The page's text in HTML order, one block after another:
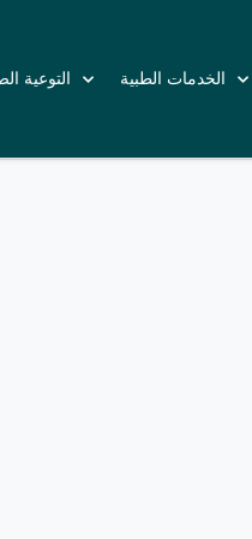
الخدمات الطبية التوعية